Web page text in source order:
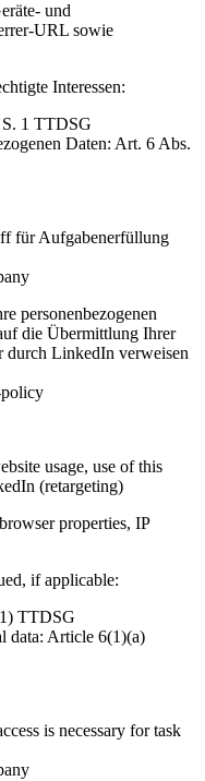
und
URL sowie
Interessen:
S. 1 TTDSG
Daten: Art. 6 Abs.
für Aufgabenerfüllung
personenbezogenen
die Übermittlung Ihrer
durch LinkedIn verweisen
usage, use of this
(retargeting)
properties, IP
if applicable:
TTDSG
data: Article 6(1)(a)
is necessary for task